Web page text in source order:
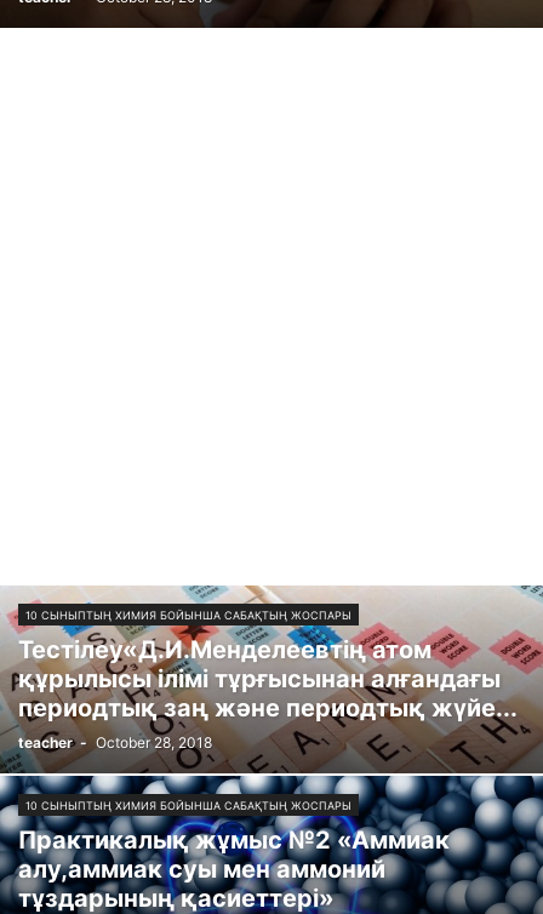
10 СЫНЫПТЫҢ ХИМИЯ БОЙЫНША САБАҚТЫҢ ЖОСПАРЫ
Тестілеу«Д.И.Менделеевтің атом
құрылысы ілімі тұрғысынан алғандағы
периодтық заң және периодтық жүйе...
teacher - October 28, 2018
10 СЫНЫПТЫҢ ХИМИЯ БОЙЫНША САБАҚТЫҢ ЖОСПАРЫ
Практикалық жұмыс №2 «Аммиак
алу,аммиак суы мен аммоний
тұздарының қасиеттері»